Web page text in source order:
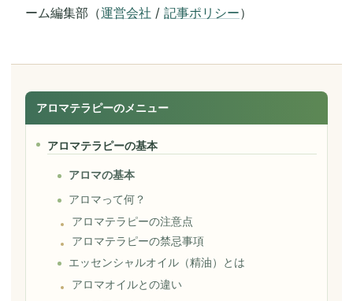
ーム編集部（運営会社 / 記事ポリシー）
アロマテラピーのメニュー
アロマテラピーの基本
アロマの基本
アロマって何？
アロマテラピーの注意点
アロマテラピーの禁忌事項
エッセンシャルオイル（精油）とは
アロマオイルとの違い